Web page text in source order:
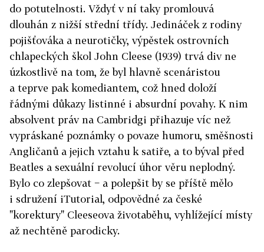
do potutelnosti. Vždyť v ní taky promlouvá
dlouhán z nižší střední třídy. Jedináček z rodiny
pojišťováka a neurotičky, výpěstek ostrovních
chlapeckých škol John Cleese (1939) trvá div ne
úzkostlivě na tom, že byl hlavně scenáristou
a teprve pak komediantem, což hned doloží
řádnými důkazy listinné i absurdní povahy. K nim
absolvent práv na Cambridgi přihazuje víc než
vypráskané poznámky o povaze humoru, směšnosti
Angličanů a jejich vztahu k satiře, a to býval před
Beatles a sexuální revolucí úhor věru neplodný.
Bylo co zlepšovat − a polepšit by se příště mělo
i sdružení iTutorial, odpovědné za české
"korektury" Cleeseova životaběhu, vyhlížející místy
až nechtěně parodicky.